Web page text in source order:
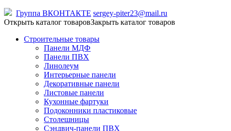
Группа ВКОНТАКТЕ sergey-piter23@mail.ru
Открыть каталог товаровЗакрыть каталог товаров
Строительные товары
Панели МДФ
Панели ПВХ
Линолеум
Интерьерные панели
Декоративные панели
Листовые панели
Кухонные фартуки
Подоконники пластиковые
Столешницы
Сэндвич-панели ПВХ